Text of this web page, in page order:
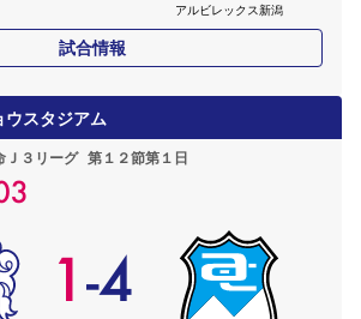
アルビレックス新潟
試合情報
ウスタジアム
Ｊ３リーグ 第１２節第１日
1-4